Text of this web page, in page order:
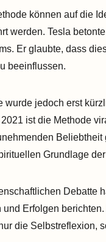
können auf die
werden. Tesla
Er glaubte, dass
beeinflussen.
wurde jedoch erst
ist die Methode
Grundlage
Debatte
Erfolgen
die Selbstreflexion,